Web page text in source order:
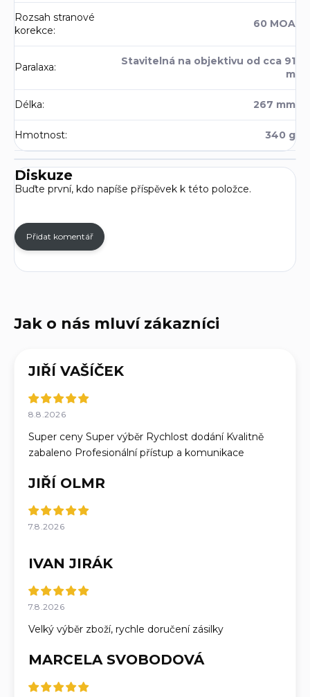
Rozsah stranové
korekce:
60 MOA
Paralaxa:
Stavitelná na objektivu od cca 91
m
Délka: 267 mm
Hmotnost: 340 g
Diskuze
Buďte první, kdo napíše příspěvek k této položce.
Přidat komentář
JIŘÍ VAŠÍČEK
8.8.2026
Super ceny Super výběr Rychlost dodání Kvalitně
zabaleno Profesionální přístup a komunikace
JIŘÍ OLMR
7.8.2026
IVAN JIRÁK
7.8.2026
Velký výběr zboží, rychle doručení zásilky
MARCELA SVOBODOVÁ